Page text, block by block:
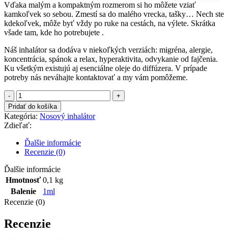
Vďaka malým a kompaktným rozmerom si ho môžete vziať
kamkoľvek so sebou. Zmestí sa do malého vrecka, tašky… Nech ste
kdekoľvek, môže byť vždy po ruke na cestách, na výlete. Skrátka
všade tam, kde ho potrebujete .
Náš inhalátor sa dodáva v niekoľkých verziách: migréna, alergie,
koncentrácia, spánok a relax, hyperaktivita, odvykanie od fajčenia.
Ku všetkým existujú aj esenciálne oleje do diffúzera. V prípade
potreby nás neváhajte kontaktovať a my vám pomôžeme.
Pridať do košíka
Kategória: Nosový inhalátor
Zdieľať:
Ďalšie informácie
Recenzie (0)
Ďalšie informácie
Hmotnosť 0,1 kg
Balenie
1ml
Recenzie (0)
Recenzie